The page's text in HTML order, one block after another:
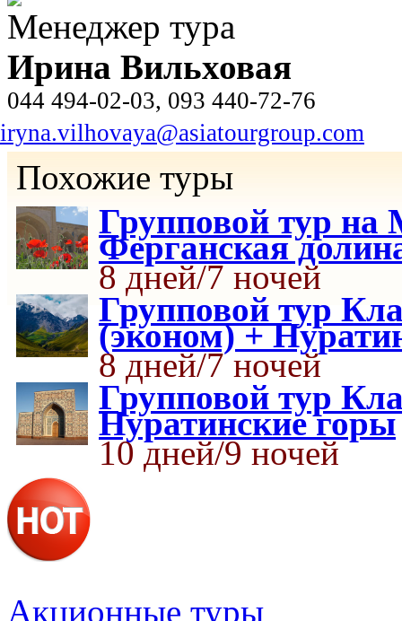
Менеджер тура
Ирина Вильховая
044 494-02-03, 093 440-72-76
iryna.vilhovaya@asiatourgroup.com
Похожие туры
Групповой тур на
Ферганская
8 дней/7 ночей
Групповой тур
(эконом) +
8 дней/7 ночей
Групповой тур
Нуратинские горы
10 дней/9 ночей
Акционные туры